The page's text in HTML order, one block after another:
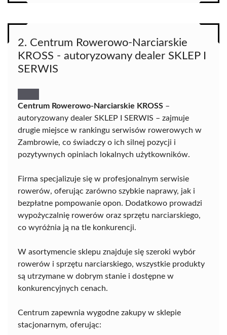
2. Centrum Rowerowo-Narciarskie
KROSS - autoryzowany dealer SKLEP I
SERWIS
Centrum Rowerowo-Narciarskie KROSS –
autoryzowany dealer SKLEP I SERWIS – zajmuje
drugie miejsce w rankingu serwisów rowerowych w
Zambrowie, co świadczy o ich silnej pozycji i
pozytywnych opiniach lokalnych użytkowników.
Firma specjalizuje się w profesjonalnym serwisie
rowerów, oferując zarówno szybkie naprawy, jak i
bezpłatne pompowanie opon. Dodatkowo prowadzi
wypożyczalnię rowerów oraz sprzętu narciarskiego,
co wyróżnia ją na tle konkurencji.
W asortymencie sklepu znajduje się szeroki wybór
rowerów i sprzętu narciarskiego, wszystkie produkty
są utrzymane w dobrym stanie i dostępne w
konkurencyjnych cenach.
Centrum zapewnia wygodne zakupy w sklepie
stacjonarnym, oferując: